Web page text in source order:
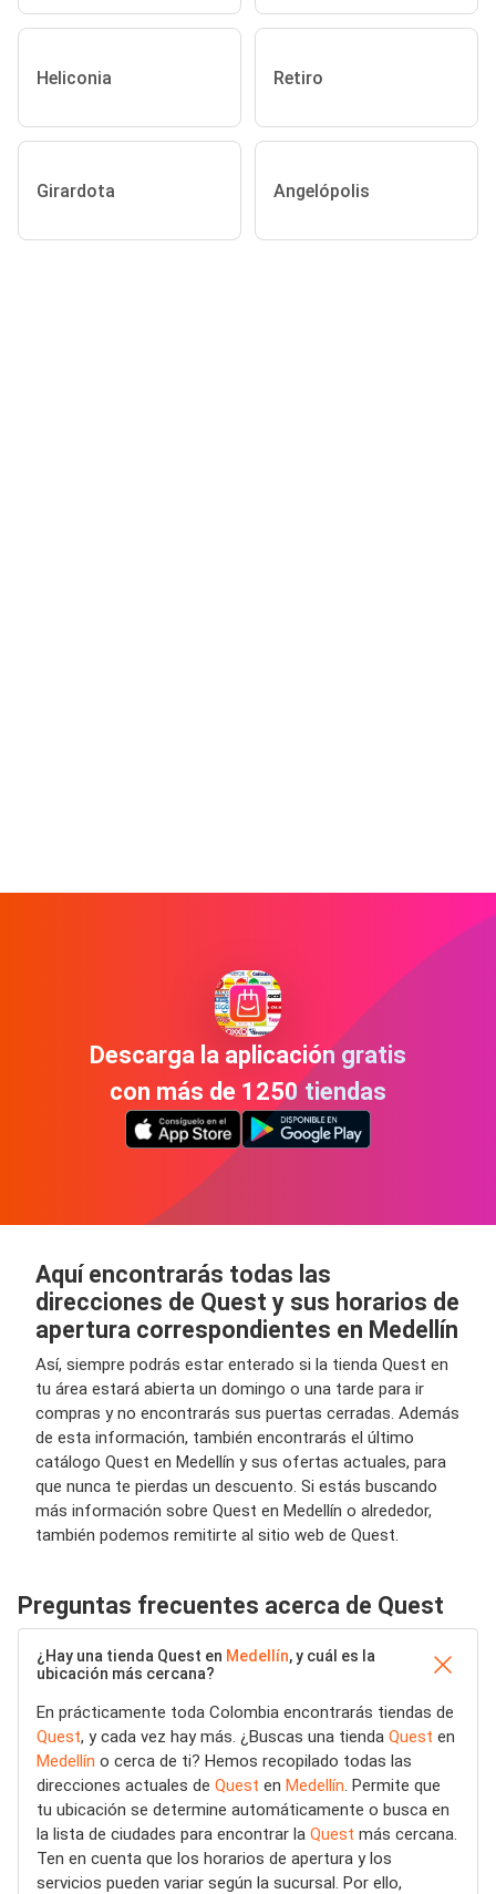
Heliconia Retiro
Girardota Angelópolis
Descarga la aplicación gratis
con más de 1250 tiendas
Aquí encontrarás todas las
direcciones de Quest y sus horarios de
apertura correspondientes en Medellín
Así, siempre podrás estar enterado si la tienda Quest en
tu área estará abierta un domingo o una tarde para ir
compras y no encontrarás sus puertas cerradas. Además
de esta información, también encontrarás el último
catálogo Quest en Medellín y sus ofertas actuales, para
que nunca te pierdas un descuento. Si estás buscando
más información sobre Quest en Medellín o alrededor,
también podemos remitirte al sitio web de Quest.
Preguntas frecuentes acerca de Quest
¿Hay una tienda Quest en Medellín, y cuál es la
ubicación más cercana?
En prácticamente toda Colombia encontrarás tiendas de
Quest, y cada vez hay más. ¿Buscas una tienda Quest en
Medellín o cerca de ti? Hemos recopilado todas las
direcciones actuales de Quest en Medellín. Permite que
tu ubicación se determine automáticamente o busca en
la lista de ciudades para encontrar la Quest más cercana.
Ten en cuenta que los horarios de apertura y los
servicios pueden variar según la sucursal. Por ello,